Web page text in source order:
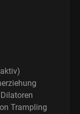
Trampling